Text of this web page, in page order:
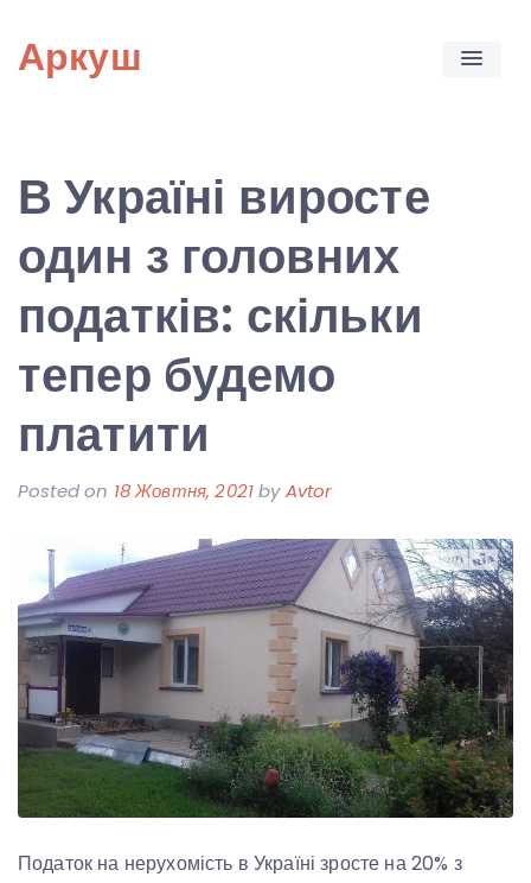
content
Аркуш
В Україні виросте
один з головних
податків: скільки
тепер будемо
платити
Posted on 18 Жовтня, 2021byAvtor
Податок на нерухомість в Україні зросте на 20% з